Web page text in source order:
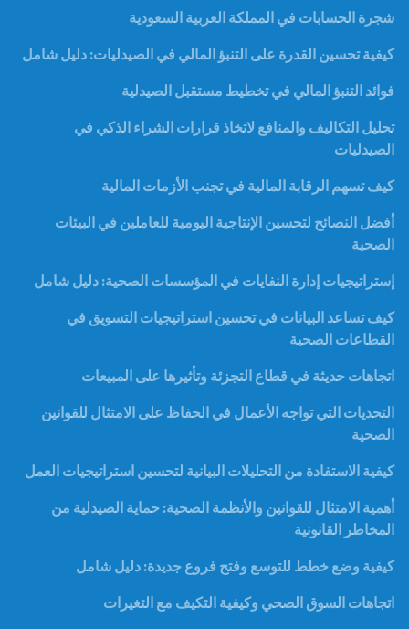
شجرة الحسابات في المملكة العربية السعودية
كيفية تحسين القدرة على التنبؤ المالي في الصيدليات: دليل شامل
فوائد التنبؤ المالي في تخطيط مستقبل الصيدلية
تحليل التكاليف والمنافع لاتخاذ قرارات الشراء الذكي في
الصيدليات
كيف تسهم الرقابة المالية في تجنب الأزمات المالية
أفضل النصائح لتحسين الإنتاجية اليومية للعاملين في البيئات
الصحية
إستراتيجيات إدارة النفايات في المؤسسات الصحية: دليل شامل
كيف تساعد البيانات في تحسين استراتيجيات التسويق في
القطاعات الصحية
اتجاهات حديثة في قطاع التجزئة وتأثيرها على المبيعات
التحديات التي تواجه الأعمال في الحفاظ على الامتثال للقوانين
الصحية
كيفية الاستفادة من التحليلات البيانية لتحسين استراتيجيات العمل
أهمية الامتثال للقوانين والأنظمة الصحية: حماية الصيدلية من
المخاطر القانونية
كيفية وضع خطط للتوسع وفتح فروع جديدة: دليل شامل
اتجاهات السوق الصحي وكيفية التكيف مع التغيرات